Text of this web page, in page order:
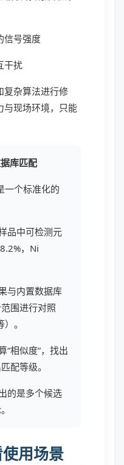
信号强度
干扰
复杂算法进行修
与现场环境，只能
库匹配
一个标准化的
品中可检测元
，Ni
与内置数据库
围进行对照
。
“相似度”，找出
配等级。
的是多个候选
用场景